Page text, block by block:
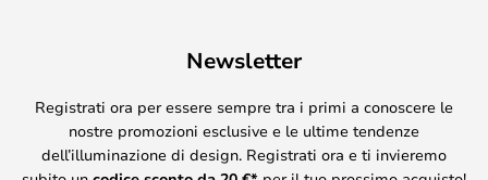
Newsletter
Registrati ora per essere sempre tra i primi a conoscere le
nostre promozioni esclusive e le ultime tendenze
dell’illuminazione di design. Registrati ora e ti invieremo